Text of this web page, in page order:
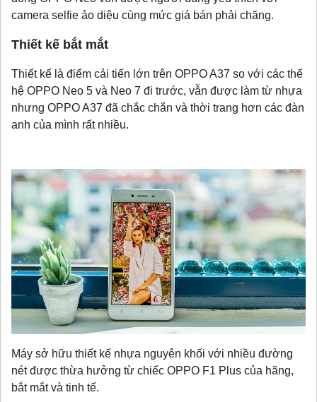
camera selfie ảo diệu cùng mức giá bán phải chăng.
Thiết kế bắt mắt
Thiết kế là điểm cải tiến lớn trên OPPO A37 so với các thế
hệ OPPO Neo 5 và Neo 7 đi trước, vẫn được làm từ nhựa
nhưng OPPO A37 đã chắc chắn và thời trang hơn các đàn
anh của mình rất nhiều.
Máy sở hữu thiết kế nhựa nguyên khối với nhiều đường
nét được thừa hưởng từ chiếc OPPO F1 Plus của hãng,
bắt mắt và tinh tế.